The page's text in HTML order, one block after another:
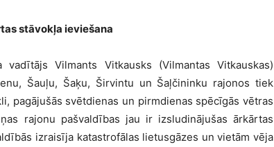
stāvokļa ieviešana
Vilmants Vitkausks (Vilmantas Vitkauskas)
Šauļu, Šaķu, Širvintu un Šaļčininku rajonos tiek
pagājušās svētdienas un pirmdienas spēcīgās vētras
rajonu pašvaldības jau ir izsludinājušas ārkārtas
izraisīja katastrofālas lietusgāzes un vietām vēja